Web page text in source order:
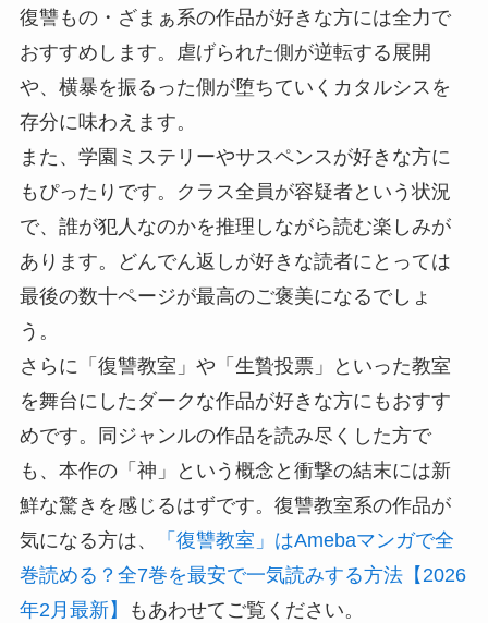
復讐もの・ざまぁ系の作品が好きな方には全力で
おすすめします。虐げられた側が逆転する展開
や、横暴を振るった側が堕ちていくカタルシスを
存分に味わえます。
また、学園ミステリーやサスペンスが好きな方に
もぴったりです。クラス全員が容疑者という状況
で、誰が犯人なのかを推理しながら読む楽しみが
あります。どんでん返しが好きな読者にとっては
最後の数十ページが最高のご褒美になるでしょ
う。
さらに「復讐教室」や「生贄投票」といった教室
を舞台にしたダークな作品が好きな方にもおすす
めです。同ジャンルの作品を読み尽くした方で
も、本作の「神」という概念と衝撃の結末には新
鮮な驚きを感じるはずです。復讐教室系の作品が
気になる方は、
「復讐教室」はAmebaマンガで全
巻読める？全7巻を最安で一気読みする方法【2026
年2月最新】
もあわせてご覧ください。